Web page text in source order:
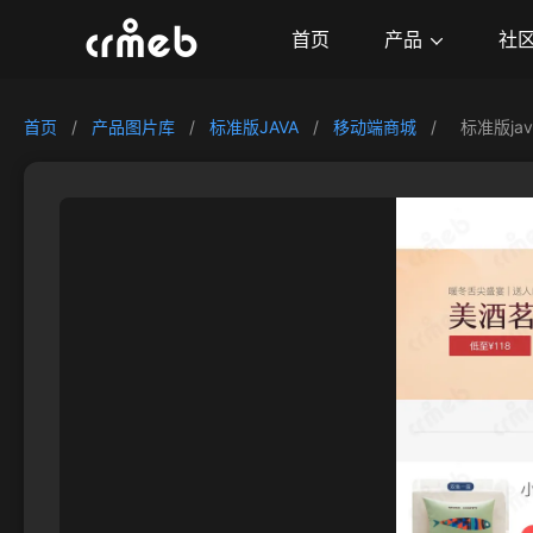
首页 产品 社
首页 / 产品图片库 / 标准版JAVA / 移动端商城 / 标准版